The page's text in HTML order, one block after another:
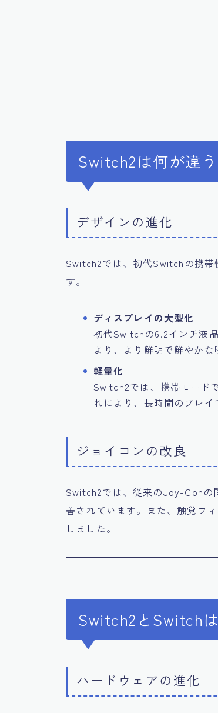
Switch2は何が違う
デザインの進化
Switch2では、初代Switchの携帯
す。
ディスプレイの大型化
初代Switchの6.2インチ液晶
より、より鮮明で鮮やかな
軽量化
Switch2では、携帯モード
れにより、長時間のプレイ
ジョイコンの改良
Switch2では、従来のJoy-Conの
善されています。また、触覚フ
しました。
Switch2とSwitch
ハードウェアの進化